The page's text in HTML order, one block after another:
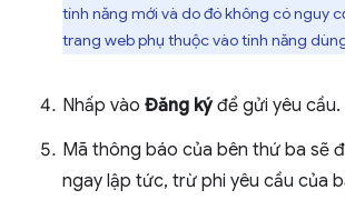
tính năng mới và do đó không có nguy
trang web phụ thuộc vào tính năng
Nhấp vào Đăng kýđể gửi yêu cầu.
Mã thông báo của bên thứ ba sẽ
ngay lập tức, trừ phi yêu cầu của